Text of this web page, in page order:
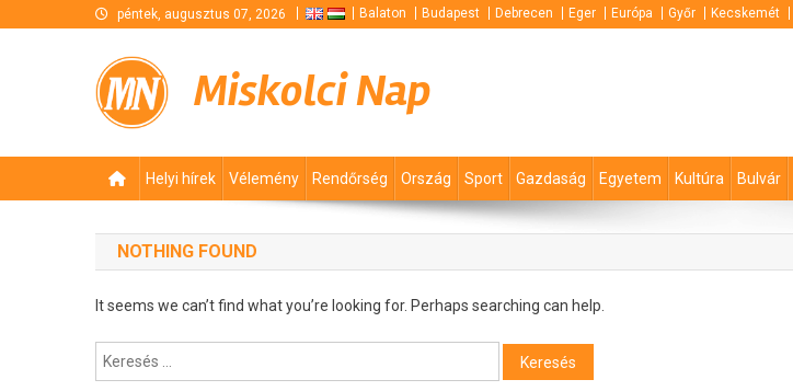
péntek, augusztus 07, 2026 Balaton Budapest Debrecen Eger Európa Győr Kecskemét
Miskolci Nap
Helyi hírek Vélemény Rendőrség Ország Sport Gazdaság Egyetem Kultúra Bulvár
NOTHING FOUND
It seems we can’t find what you’re looking for. Perhaps searching can help.
Keresés: